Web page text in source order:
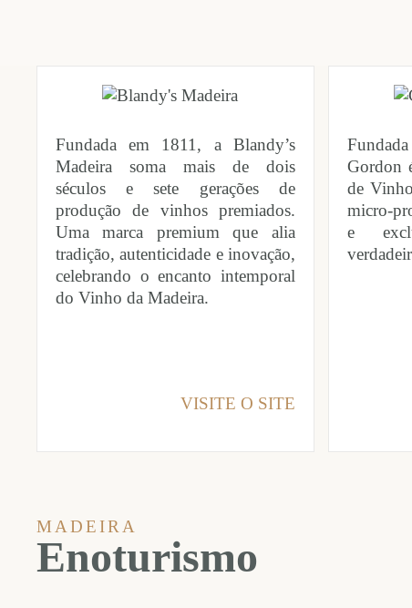
Fundada em 1811, a Blandy’s
Madeira soma mais de dois
séculos e sete gerações de
produção de vinhos premiados.
Uma marca premium que alia
tradição, autenticidade e inovação,
celebrando o encanto intemporal
do Vinho da Madeira.
VISITE O SITE
Gordon
de
micro-
e
MADEIRA
Enoturismo